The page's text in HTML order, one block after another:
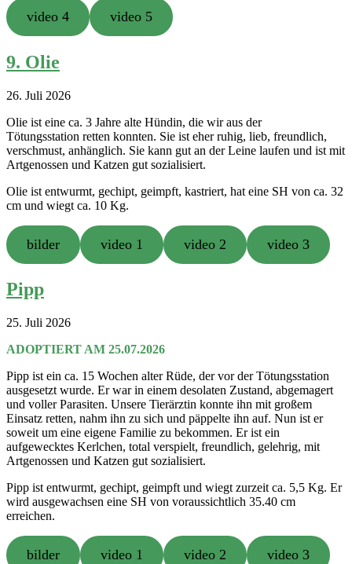
video 4 video 5
9. Olie
26. Juli 2026
Olie ist eine ca. 3 Jahre alte Hündin, die wir aus der
Tötungsstation retten konnten. Sie ist eher ruhig, lieb, freundlich,
verschmust, anhänglich. Sie kann gut an der Leine laufen und ist mit
Artgenossen und Katzen gut sozialisiert.
Olie ist entwurmt, gechipt, geimpft, kastriert, hat eine SH von ca. 32
cm und wiegt ca. 10 Kg.
bilder video 1 video 2 video 3
Pipp
25. Juli 2026
ADOPTIERT AM 25.07.2026
Pipp ist ein ca. 15 Wochen alter Rüde, der vor der Tötungsstation
ausgesetzt wurde. Er war in einem desolaten Zustand, abgemagert
und voller Parasiten. Unsere Tierärztin konnte ihn mit großem
Einsatz retten, nahm ihn zu sich und päppelte ihn auf. Nun ist er
soweit um eine eigene Familie zu bekommen. Er ist ein
aufgewecktes Kerlchen, total verspielt, freundlich, gelehrig, mit
Artgenossen und Katzen gut sozialisiert.
Pipp ist entwurmt, gechipt, geimpft und wiegt zurzeit ca. 5,5 Kg. Er
wird ausgewachsen eine SH von voraussichtlich 35.40 cm
erreichen.
bilder video 1 video 2 video 3